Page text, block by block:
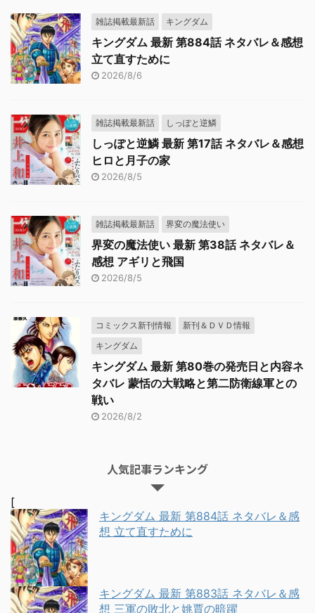
雑誌掲載最新話 キングダム
キングダム 最新 第884話 ネタバレ＆感想
立て直すために
2026/8/6
雑誌掲載最新話 しっぽと逆鱗
しっぽと逆鱗 最新 第17話 ネタバレ＆感想
ヒロと月子の家
2026/8/5
雑誌掲載最新話 界変の魔法使い
界変の魔法使い 最新 第38話 ネタバレ＆
感想 アギリと飛国
2026/8/5
コミックス新刊情報
新刊＆ＤＶＤ情報
キングダム
キングダム 最新 第80巻の発売日と内容ネ
タバレ 蒙恬の大戦略と第二防衛線軍との
戦い
2026/8/2
人気記事ランキング
[
キングダム 最新 第884話 ネタバレ＆感
想 立て直すために
キングダム 最新 第883話 ネタバレ＆感
想 三軍の敗北と姚賈の暗躍